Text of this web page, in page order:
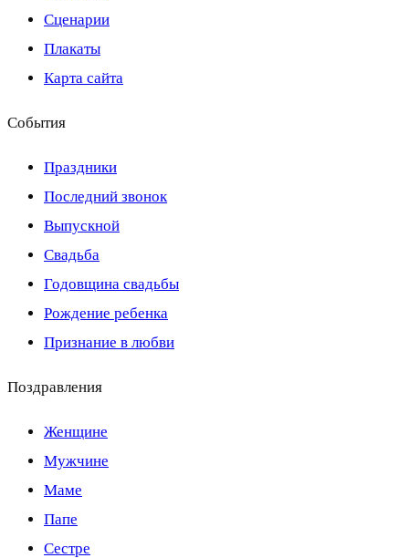
Сценарии
Плакаты
Карта сайта
События
Праздники
Последний звонок
Выпускной
Свадьба
Годовщина свадьбы
Рождение ребенка
Признание в любви
Поздравления
Женщине
Мужчине
Маме
Папе
Сестре